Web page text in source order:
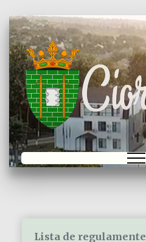
Lista de regulamente